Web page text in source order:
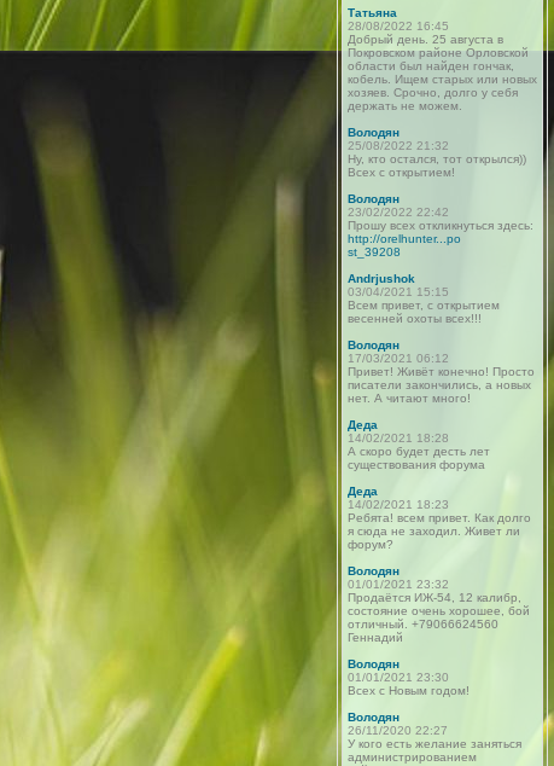
Татьяна
28/08/2022 16:45
Добрый день. 25 августа в
Покровском районе Орловской
области был найден гончак,
кобель. Ищем старых или новых
хозяев. Срочно, долго у себя
держать не можем.
Володян
25/08/2022 21:32
Ну, кто остался, тот открылся))
Всех с открытием!
Володян
23/02/2022 22:42
Прошу всех откликнуться здесь:
http://orelhunter...po
st_39208
Andrjushok
03/04/2021 15:15
Всем привет, с открытием
весенней охоты всех!!!
Володян
17/03/2021 06:12
Привет! Живёт конечно! Просто
писатели закончились, а новых
нет. А читают много!
Деда
14/02/2021 18:28
А скоро будет десть лет
существования форума
Деда
14/02/2021 18:23
Ребята! всем привет. Как долго
я сюда не заходил. Живет ли
форум?
Володян
01/01/2021 23:32
Продаётся ИЖ-54, 12 калибр,
состояние очень хорошее, бой
отличный. +79066624560
Геннадий
Володян
01/01/2021 23:30
Всех с Новым годом!
Володян
26/11/2020 22:27
У кого есть желание заняться
администрированием